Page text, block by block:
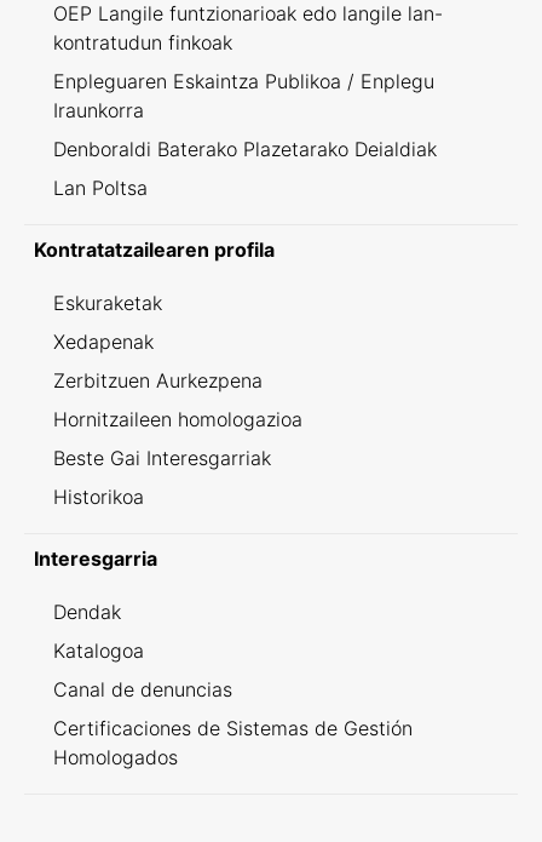
OEP Langile funtzionarioak edo langile lan-
kontratudun finkoak
Enpleguaren Eskaintza Publikoa / Enplegu
Iraunkorra
Denboraldi Baterako Plazetarako Deialdiak
Lan Poltsa
Kontratatzailearen profila
Eskuraketak
Xedapenak
Zerbitzuen Aurkezpena
Hornitzaileen homologazioa
Beste Gai Interesgarriak
Historikoa
Interesgarria
Dendak
Katalogoa
Canal de denuncias
Certificaciones de Sistemas de Gestión
Homologados